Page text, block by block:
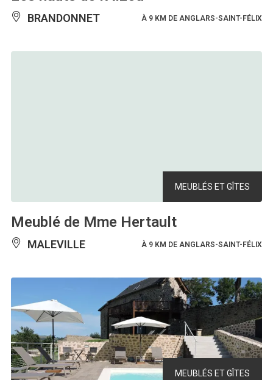
BRANDONNET À 9 KM DE ANGLARS-SAINT-FÉLIX
MEUBLÉS ET GÎTES
Meublé de Mme Hertault
MALEVILLE À 9 KM DE ANGLARS-SAINT-FÉLIX
MEUBLÉS ET GÎTES